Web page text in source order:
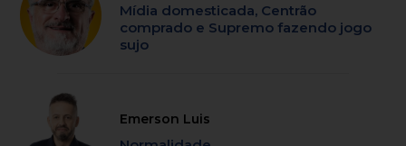
Mídia domesticada, Centrão
comprado e Supremo fazendo jogo
sujo
Emerson Luis